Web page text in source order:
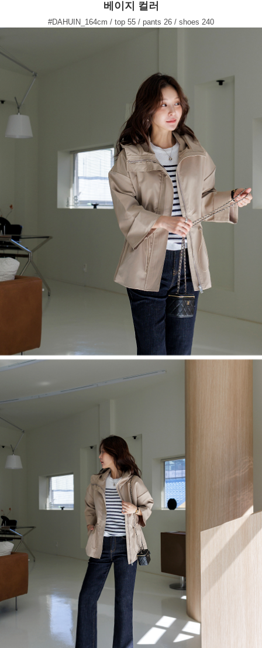
베이지 컬러
#DAHUIN_164cm / top 55 / pants 26 / shoes 240